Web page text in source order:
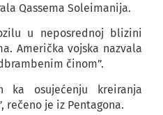
Qassema Soleimanija.
u neposrednoj blizini
Američka vojska nazvala
činom”.
ka osujećenju kreiranja
rečeno je iz Pentagona.